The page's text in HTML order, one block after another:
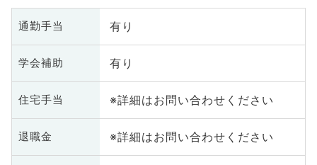
通勤手当 有り
学会補助 有り
住宅手当 ※詳細はお問い合わせください
退職金 ※詳細はお問い合わせください